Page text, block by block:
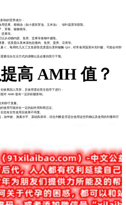
响的营养成分：
坚果、植物油（如小麦胚芽油、玉米油）、绿叶蔬菜等获取。
草莓、猕猴桃等。
果等。
从动物内脏、鱼类、坚果等食物中摄取。
。优质蛋白质来源包括瘦肉、鱼类、蛋类、豆类等。
C，每周吃几次三文鱼获取优质蛋白质和辅酶 Q10，经常食用菠菜补充叶酸，可能会对卵
要综合生活方式的调整以及必要的医疗干预。
高 AMH 值？
效果因人而异，且使用需在医生指导下进行：
对 AMH 值有一定的积极影响。
卵子质量。
使用可能存在一定的副作用和禁忌证。
也有女性使用后效果不明显。
如年龄、激素水平、基础疾病等，综合判断是否适合使用这些药物以及使用的剂量和疗